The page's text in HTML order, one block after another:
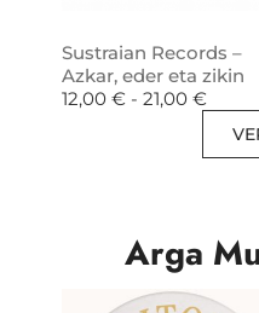
Sustraian Records –
Azkar, eder eta zikin
12,00 € - 21,00 €
Arga